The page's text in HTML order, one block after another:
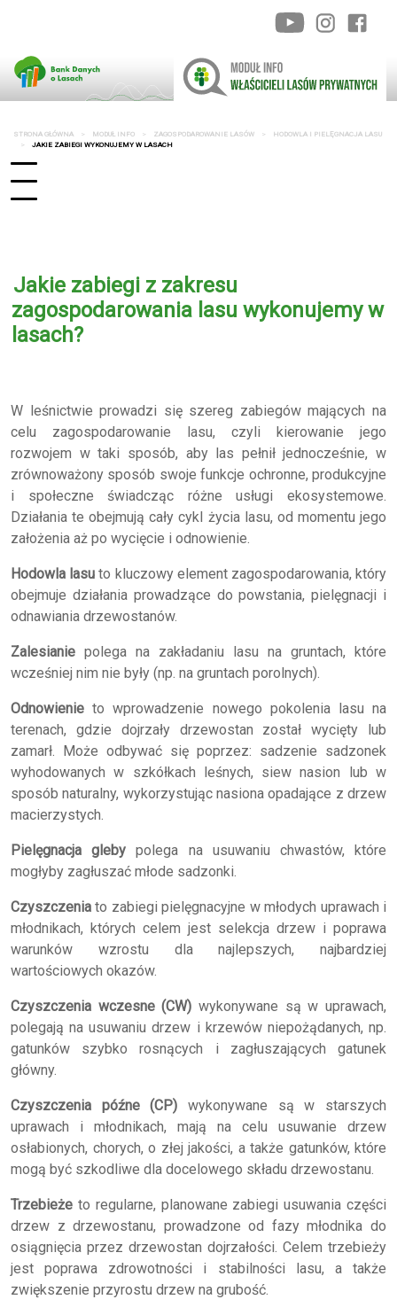
STRONA GŁÓWNA MODUŁ INFO ZAGOSPODAROWANIE LASÓW
HODOWLA I PIELĘGNACJA LASU
JAKIE ZABIEGI WYKONUJEMY W LASACH
Jakie zabiegi z zakresu
zagospodarowania lasu wykonujemy w
lasach?
W leśnictwie prowadzi się szereg zabiegów mających na
celu zagospodarowanie lasu, czyli kierowanie jego
rozwojem w taki sposób, aby las pełnił jednocześnie, w
zrównoważony sposób swoje funkcje ochronne, produkcyjne
i społeczne świadcząc różne usługi ekosystemowe.
Działania te obejmują cały cykl życia lasu, od momentu jego
założenia aż po wycięcie i odnowienie.
Hodowla lasuto kluczowy element zagospodarowania, który
obejmuje działania prowadzące do powstania, pielęgnacji i
odnawiania drzewostanów.
Zalesianie polega na zakładaniu lasu na gruntach, które
wcześniej nim nie były (np. na gruntach porolnych).
Odnowienie to wprowadzenie nowego pokolenia lasu na
terenach, gdzie dojrzały drzewostan został wycięty lub
zamarł. Może odbywać się poprzez: sadzenie sadzonek
wyhodowanych w szkółkach leśnych, siew nasion lub w
sposób naturalny, wykorzystując nasiona opadające z drzew
macierzystych.
Pielęgnacja gleby polega na usuwaniu chwastów, które
mogłyby zagłuszać młode sadzonki.
Czyszczenia to zabiegi pielęgnacyjne w młodych uprawach i
młodnikach, których celem jest selekcja drzew i poprawa
warunków wzrostu dla najlepszych, najbardziej
wartościowych okazów.
Czyszczenia wczesne (CW) wykonywane są w uprawach,
polegają na usuwaniu drzew i krzewów niepożądanych, np.
gatunków szybko rosnących i zagłuszających gatunek
główny.
Czyszczenia późne (CP) wykonywane są w starszych
uprawach i młodnikach, mają na celu usuwanie drzew
osłabionych, chorych, o złej jakości, a także gatunków, które
mogą być szkodliwe dla docelowego składu drzewostanu.
Trzebieże to regularne, planowane zabiegi usuwania części
drzew z drzewostanu, prowadzone od fazy młodnika do
osiągnięcia przez drzewostan dojrzałości. Celem trzebieży
jest poprawa zdrowotności i stabilności lasu, a także
zwiększenie przyrostu drzew na grubość.